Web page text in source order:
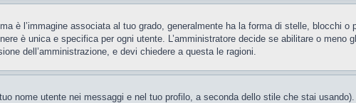
è l’immagine associata al tuo grado, generalmente ha la forma di stelle, blocchi o
è unica e specifica per ogni utente. L’amministratore decide se abilitare o meno
dell’amministrazione, e devi chiedere a questa le ragioni.
nome utente nei messaggi e nel tuo profilo, a seconda dello stile che stai